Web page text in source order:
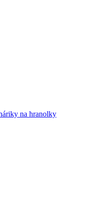
na hranolky